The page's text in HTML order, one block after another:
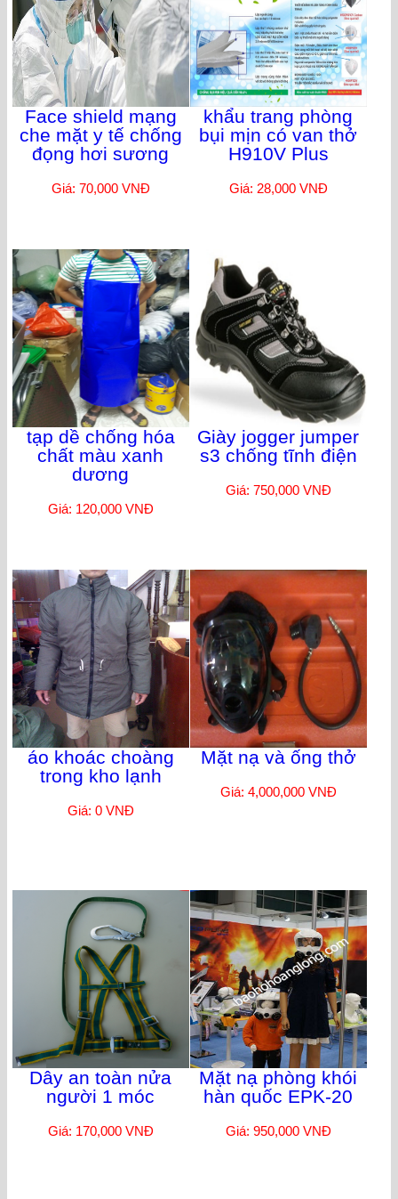
Face shield mạng
che mặt y tế chống
đọng hơi sương
Giá: 70,000 VNĐ
khẩu trang phòng
bụi mịn có van thở
H910V Plus
Giá: 28,000 VNĐ
tạp dề chống hóa
chất màu xanh
dương
Giá: 120,000 VNĐ
Giày jogger jumper
s3 chống tĩnh điện
Giá: 750,000 VNĐ
áo khoác choàng
trong kho lạnh
Giá: 0 VNĐ
Mặt nạ và ống thở
Giá: 4,000,000 VNĐ
Dây an toàn nửa
người 1 móc
Giá: 170,000 VNĐ
Mặt nạ phòng khói
hàn quốc EPK-20
Giá: 950,000 VNĐ